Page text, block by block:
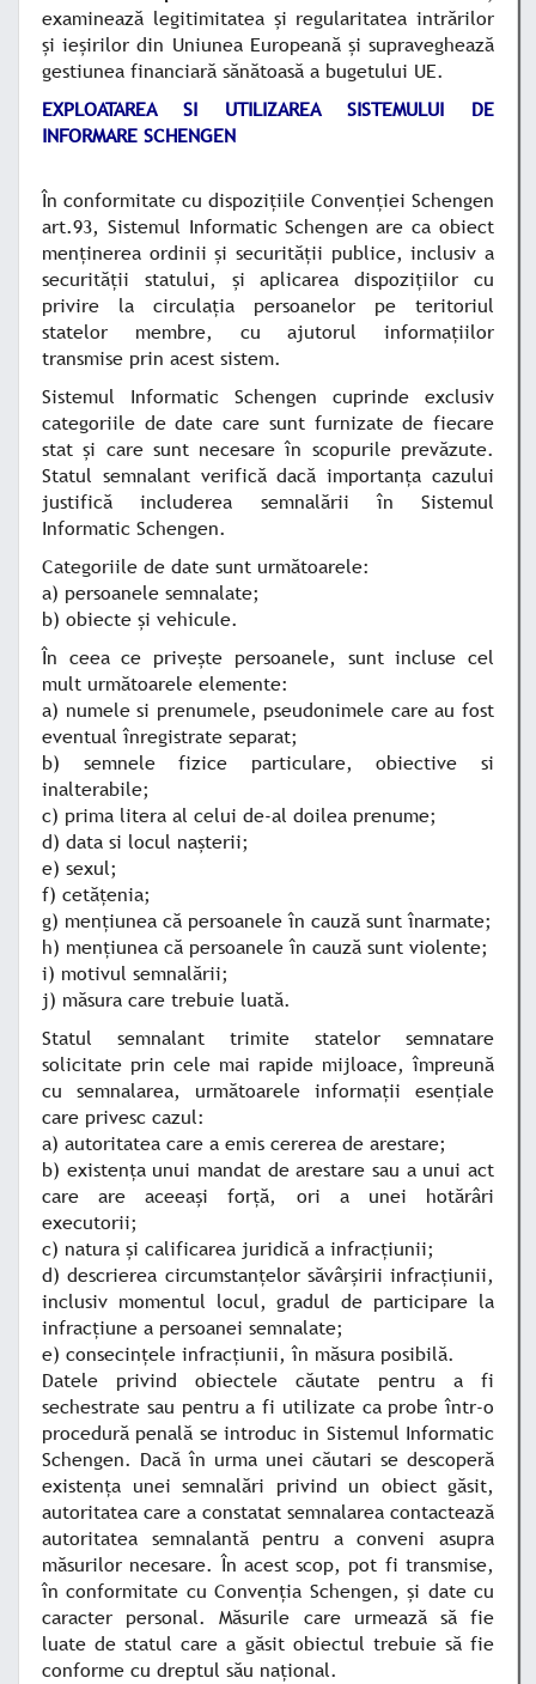
examinează legitimitatea şi regularitatea intrărilor
şi ieşirilor din Uniunea Europeană şi supraveghează
gestiunea financiară sănătoasă a bugetului UE.
EXPLOATAREA SI UTILIZAREA SISTEMULUI DE
INFORMARE SCHENGEN
În conformitate cu dispoziţiile Convenţiei Schengen
art.93, Sistemul Informatic Schengen are ca obiect
menţinerea ordinii şi securităţii publice, inclusiv a
securităţii statului, şi aplicarea dispoziţiilor cu
privire la circulaţia persoanelor pe teritoriul
statelor membre, cu ajutorul informaţiilor
transmise prin acest sistem.
Sistemul Informatic Schengen cuprinde exclusiv
categoriile de date care sunt furnizate de fiecare
stat şi care sunt necesare în scopurile prevăzute.
Statul semnalant verifică dacă importanţa cazului
justifică includerea semnalării în Sistemul
Informatic Schengen.
Categoriile de date sunt următoarele:
a) persoanele semnalate;
b) obiecte şi vehicule.
În ceea ce priveşte persoanele, sunt incluse cel
mult următoarele elemente:
a) numele si prenumele, pseudonimele care au fost
eventual înregistrate separat;
b) semnele fizice particulare, obiective si
inalterabile;
c) prima litera al celui de-al doilea prenume;
d) data si locul naşterii;
e) sexul;
f) cetăţenia;
g) menţiunea că persoanele în cauză sunt înarmate;
h) menţiunea că persoanele în cauză sunt violente;
i) motivul semnalării;
j) măsura care trebuie luată.
Statul semnalant trimite statelor semnatare
solicitate prin cele mai rapide mijloace, împreună
cu semnalarea, următoarele informaţii esenţiale
care privesc cazul:
a) autoritatea care a emis cererea de arestare;
b) existenţa unui mandat de arestare sau a unui act
care are aceeaşi forţă, ori a unei hotărâri
executorii;
c) natura şi calificarea juridică a infracţiunii;
d) descrierea circumstanţelor săvârşirii infracţiunii,
inclusiv momentul locul, gradul de participare la
infracţiune a persoanei semnalate;
e) consecinţele infracţiunii, în măsura posibilă.
Datele privind obiectele căutate pentru a fi
sechestrate sau pentru a fi utilizate ca probe într-o
procedură penală se introduc in Sistemul Informatic
Schengen. Dacă în urma unei căutari se descoperă
existenţa unei semnalări privind un obiect găsit,
autoritatea care a constatat semnalarea contactează
autoritatea semnalantă pentru a conveni asupra
măsurilor necesare. În acest scop, pot fi transmise,
în conformitate cu Convenţia Schengen, şi date cu
caracter personal. Măsurile care urmează să fie
luate de statul care a găsit obiectul trebuie să fie
conforme cu dreptul său naţional.